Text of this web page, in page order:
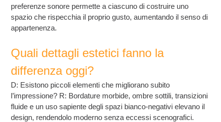
preferenze sonore permette a ciascuno di costruire uno
spazio che rispecchia il proprio gusto, aumentando il senso di
appartenenza.
Quali dettagli estetici fanno la
differenza oggi?
D: Esistono piccoli elementi che migliorano subito
l’impressione? R: Bordature morbide, ombre sottili, transizioni
fluide e un uso sapiente degli spazi bianco-negativi elevano il
design, rendendolo moderno senza eccessi scenografici.